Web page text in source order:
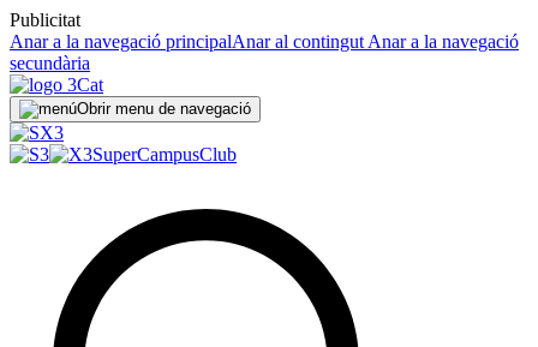
Publicitat
Anar a la navegació principalAnar al contingut Anar a la navegació
secundària
Obrir menu de navegació
SuperCampusClub